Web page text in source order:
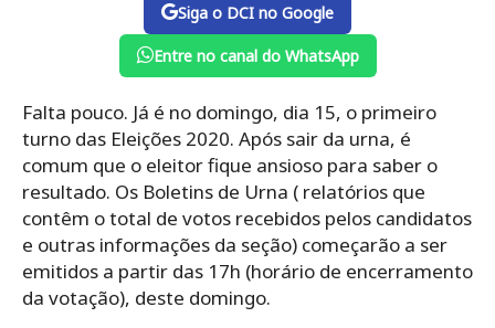
Siga o DCI no Google
Entre no canal do WhatsApp
Falta pouco. Já é no domingo, dia 15, o primeiro
turno das Eleições 2020. Após sair da urna, é
comum que o eleitor fique ansioso para saber o
resultado. Os Boletins de Urna ( relatórios que
contêm o total de votos recebidos pelos candidatos
e outras informações da seção) começarão a ser
emitidos a partir das 17h (horário de encerramento
da votação), deste domingo.